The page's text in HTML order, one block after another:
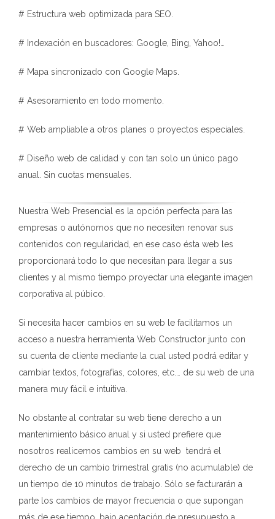
# Estructura web optimizada para SEO.
# Indexación en buscadores: Google, Bing, Yahoo!…
# Mapa sincronizado con Google Maps.
# Asesoramiento en todo momento.
# Web ampliable a otros planes o proyectos especiales.
# Diseño web de calidad y con tan solo un único pago
anual. Sin cuotas mensuales.
Nuestra Web Presencial es la opción perfecta para las
empresas o autónomos que no necesiten renovar sus
contenidos con regularidad, en ese caso ésta web les
proporcionará todo lo que necesitan para llegar a sus
clientes y al mismo tiempo proyectar una elegante imagen
corporativa al púbico.
Si necesita hacer cambios en su web le facilitamos un
acceso a nuestra herramienta Web Constructor junto con
su cuenta de cliente mediante la cual usted podrá editar y
cambiar textos, fotografías, colores, etc.… de su web de una
manera muy fácil e intuitiva.
No obstante al contratar su web tiene derecho a un
mantenimiento básico anual y si usted prefiere que
nosotros realicemos cambios en su web tendrá el
derecho de un cambio trimestral gratis (no acumulable) de
un tiempo de 10 minutos de trabajo. Sólo se facturarán a
parte los cambios de mayor frecuencia o que supongan